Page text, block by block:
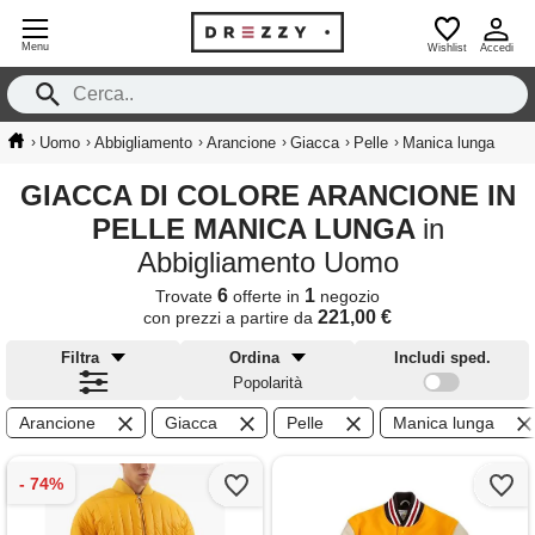
Menu Wishlist Accedi
› Uomo › Abbigliamento › Arancione › Giacca › Pelle › Manica lunga
GIACCA DI COLORE ARANCIONE IN
PELLE MANICA LUNGA in
Abbigliamento Uomo
Trovate 6 offerte in 1 negozio
con prezzi a partire da 221,00 €
Filtra
Ordina
Popolarità
Includi sped.
Arancione Giacca Pelle Manica lunga